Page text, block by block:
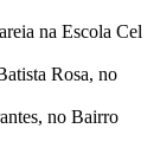
na Escola Cel
Rosa, no
no Bairro